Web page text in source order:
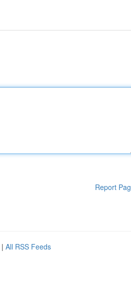
Report
| All RSS Feeds